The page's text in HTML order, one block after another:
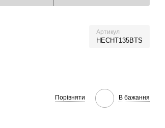
Артикул
HECHT135BTS
Порівняти В бажання